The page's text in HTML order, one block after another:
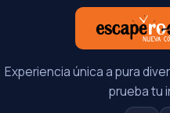
Experiencia única a pura
prueba tu